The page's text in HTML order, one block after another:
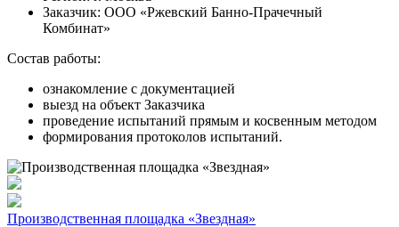
Заказчик: ООО «Ржевский Банно-Прачечный
Комбинат»
Состав работы:
ознакомление с документацией
выезд на объект Заказчика
проведение испытаний прямым и косвенным методом
формирования протоколов испытаний.
Производственная площадка «Звездная»